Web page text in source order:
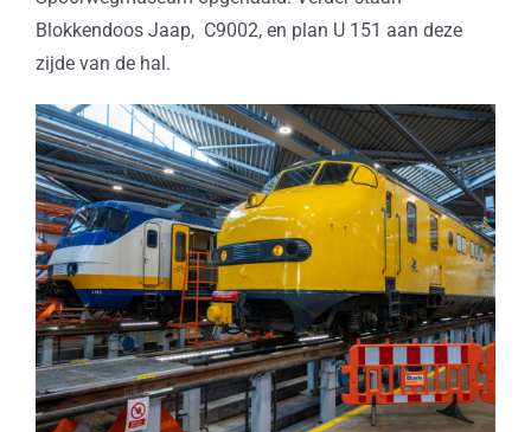
Blokkendoos Jaap, C9002, en plan U 151 aan deze
zijde van de hal.